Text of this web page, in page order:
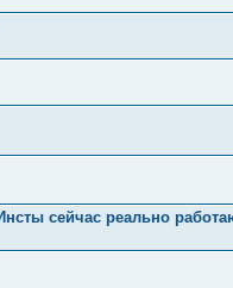
сейчас реально